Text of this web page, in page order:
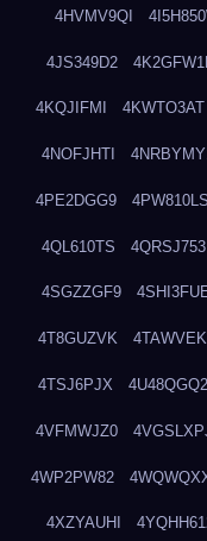
4HVMV9QI
4JS349D2
4KQJIFMI 4KWTO3AT
4NOFJHTI
4PE2DGG9 4PW810LS
4QL610TS 4QRSJ753
4SGZZGF9
4T8GUZVK
4TSJ6PJX 4U48QGQ2
4VFMWJZ0
4WP2PW82
4XZYAUHI